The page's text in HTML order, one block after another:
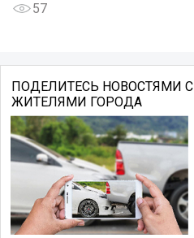
57
ПОДЕЛИТЕСЬ НОВОСТЯМИ С
ЖИТЕЛЯМИ ГОРОДА